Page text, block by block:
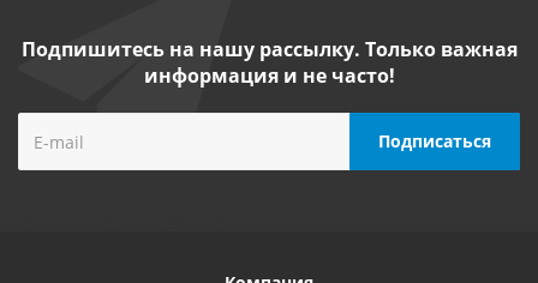
Подпишитесь на нашу рассылку. Только важная
информация и не часто!